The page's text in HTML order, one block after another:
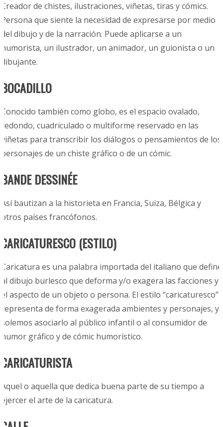
Creador de chistes, ilustraciones, viñetas, tiras y cómics.
Persona que siente la necesidad de expresarse por medio
del dibujo y de la narración. Puede aplicarse a un
humorista, un ilustrador, un animador, un guionista o un
dibujante.
BOCADILLO
Conocido también como globo, es el espacio ovalado,
redondo, cuadriculado o multiforme reservado en las
viñetas para transcribir los diálogos o pensamientos de los
personajes de un chiste gráfico o de un cómic.
BANDE DESSINÉE
Así bautizan a la historieta en Francia, Suiza, Bélgica y
otros países francófonos.
CARICATURESCO (ESTILO)
Caricatura es una palabra importada del italiano que define
al dibujo burlesco que deforma y/o exagera las facciones y
el aspecto de un objeto o persona. El estilo “caricaturesco”
representa de forma exagerada ambientes y personajes, y
solemos asociarlo al público infantil o al consumidor de
humor gráfico y de cómic humorístico.
CARICATURISTA
Aquel o aquella que dedica buena parte de su tiempo a
ejercer el arte de la caricatura.